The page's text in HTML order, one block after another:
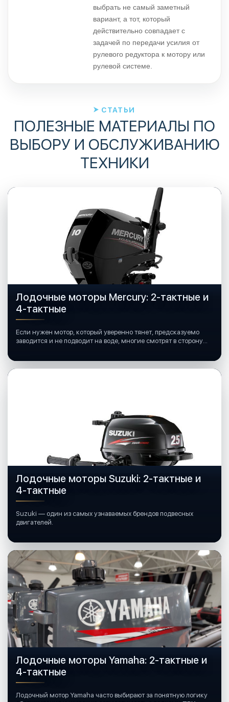
выбрать не самый заметный
вариант, а тот, который
действительно совпадает с
задачей по передачи усилия от
рулевого редуктора к мотору или
рулевой системе.
СТАТЬИ
ПОЛЕЗНЫЕ МАТЕРИАЛЫ ПО
ВЫБОРУ И ОБСЛУЖИВАНИЮ
ТЕХНИКИ
Лодочные моторы Mercury: 2-тактные и
4-тактные
Если нужен мотор, который уверенно тянет, предсказуемо
заводится и не подводит на воде, многие смотрят в сторону
Лодочные моторы Suzuki: 2-тактные и
4-тактные
Suzuki — один из самых узнаваемых брендов подвесных
двигателей.
Лодочные моторы Yamaha: 2-тактные и
4-тактные
Лодочный мотор Yamaha часто выбирают за понятную логику